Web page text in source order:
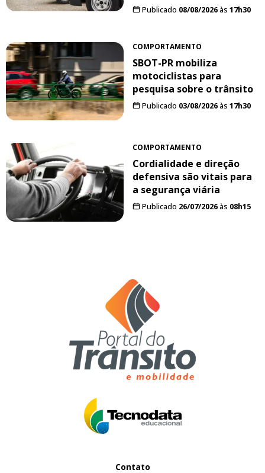
Publicado 08/08/2026às 17h30
COMPORTAMENTO
SBOT-PR mobiliza
motociclistas para
pesquisa sobre o trânsito
Publicado 03/08/2026às 17h30
COMPORTAMENTO
Cordialidade e direção
defensiva são vitais para
a segurança viária
Publicado 26/07/2026às 08h15
Contato